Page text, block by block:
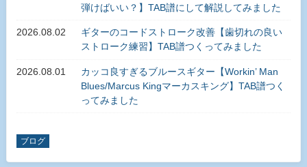
弾けばいい？】TAB譜にして解説してみました
2026.08.02
ギターのコードストローク改善【歯切れの良い
ストローク練習】TAB譜つくってみました
2026.08.01
カッコ良すぎるブルースギター【Workin’ Man
Blues/Marcus Kingマーカスキング】TAB譜つく
ってみました
ブログ